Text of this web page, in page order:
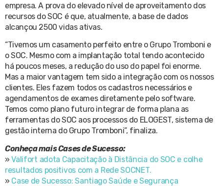
empresa. A prova do elevado nível de aproveitamento dos
recursos do SOC é que, atualmente, a base de dados
alcançou 2500 vidas ativas.
“Tivemos um casamento perfeito entre o Grupo Tromboni e
o SOC. Mesmo com a implantação total tendo acontecido
há poucos meses, a redução do uso do papel foi enorme.
Mas a maior vantagem tem sido a integração com os nossos
clientes. Eles fazem todos os cadastros necessários e
agendamentos de exames diretamente pelo software.
Temos como plano futuro integrar de forma plana as
ferramentas do SOC aos processos do ELOGEST, sistema de
gestão interna do Grupo Tromboni”, finaliza.
Conheça mais Cases de Sucesso:
»Valifort adota Capacitação à Distância do SOC e colhe
resultados positivos com a Rede SOCNET.
» Case de Sucesso: Santiago Saúde e Segurança